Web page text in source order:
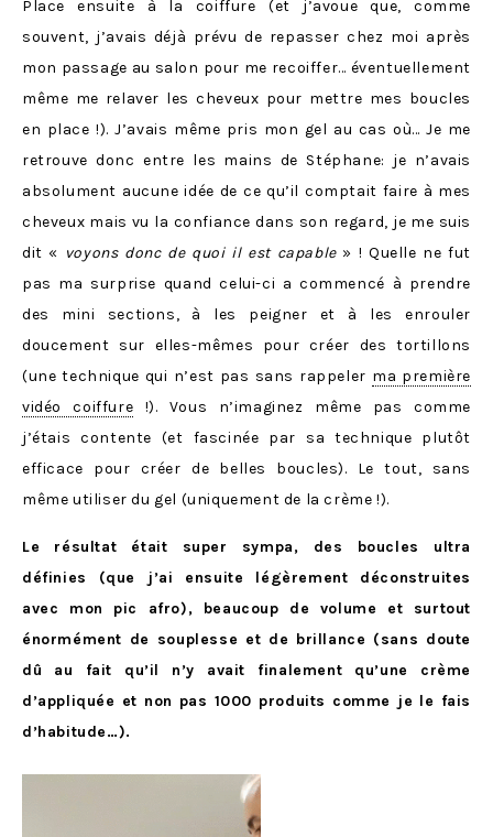
Place ensuite à la coiffure (et j’avoue que, comme
souvent, j’avais déjà prévu de repasser chez moi après
mon passage au salon pour me recoiffer… éventuellement
même me relaver les cheveux pour mettre mes boucles
en place !). J’avais même pris mon gel au cas où… Je me
retrouve donc entre les mains de Stéphane: je n’avais
absolument aucune idée de ce qu’il comptait faire à mes
cheveux mais vu la confiance dans son regard, je me suis
dit « voyons donc de quoi il est capable» ! Quelle ne fut
pas ma surprise quand celui-ci a commencé à prendre
des mini sections, à les peigner et à les enrouler
doucement sur elles-mêmes pour créer des tortillons
(une technique qui n’est pas sans rappeler ma première
vidéo coiffure !). Vous n’imaginez même pas comme
j’étais contente (et fascinée par sa technique plutôt
efficace pour créer de belles boucles). Le tout, sans
même utiliser du gel (uniquement de la crème !).
Le résultat était super sympa, des boucles ultra
définies (que j’ai ensuite légèrement déconstruites
avec mon pic afro), beaucoup de volume et surtout
énormément de souplesse et de brillance (sans doute
dû au fait qu’il n’y avait finalement qu’une crème
d’appliquée et non pas 1000 produits comme je le fais
d’habitude…).